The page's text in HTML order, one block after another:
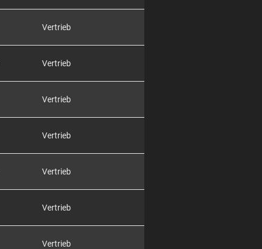
Vertrieb
Vertrieb
Vertrieb
Vertrieb
Vertrieb
Vertrieb
Vertrieb